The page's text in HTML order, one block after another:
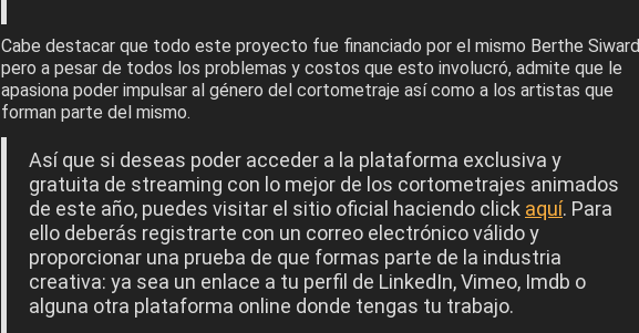
Cabe destacar que todo este proyecto fue financiado por el mismo Berthe
pero a pesar de todos los problemas y costos que esto involucró, admite que le
apasiona poder impulsar al género del cortometraje así como a los artistas que
forman parte del mismo.
Así que si deseas poder acceder a la plataforma exclusiva y
gratuita de streaming con lo mejor de los cortometrajes animados
de este año, puedes visitar el sitio oficial haciendo click aquí. Para
ello deberás registrarte con un correo electrónico válido y
proporcionar una prueba de que formas parte de la industria
creativa: ya sea un enlace a tu perfil de LinkedIn, Vimeo, Imdb o
alguna otra plataforma online donde tengas tu trabajo.